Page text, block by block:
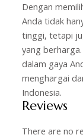
Dengan
Anda tidak
tinggi, tetapi
yang
dalam gaya
menghargai
Indonesia.
Reviews
There are no